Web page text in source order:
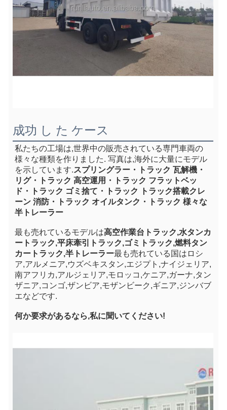
成功 し た ケース
私たちの工場は,世界中の販売されている専門車両の
様々な種類を作りました. 写真は,海外に大量にモデル
を示しています.スプリングラー・トラック 瓦解機・
リグ・トラック 高空運用・トラック フラットベッ
ド・トラック ゴミ捨て・トラック トラック搭載クレ
ーン 消防・トラック オイルタンク・トラック 様々な
半トレーラー
最も売れているモデルは高空作業台トラック,水タンカ
ートラック,平床牽引トラック,ゴミトラック,燃料タン
カートラック,半トレーラー最も売れている国はロシ
ア,アルメニア,ウズベキスタン,エジプト,ナイジェリア,
南アフリカ,アルジェリア,モロッコ,ケニア,ガーナ,タン
ザニア,コンゴ,ザンビア,モザンビーク,ギニア,ジンバブ
エなどです.
何か要求があるなら,私に聞いてください!